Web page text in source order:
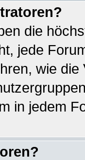
die
jede
wie
in jedem